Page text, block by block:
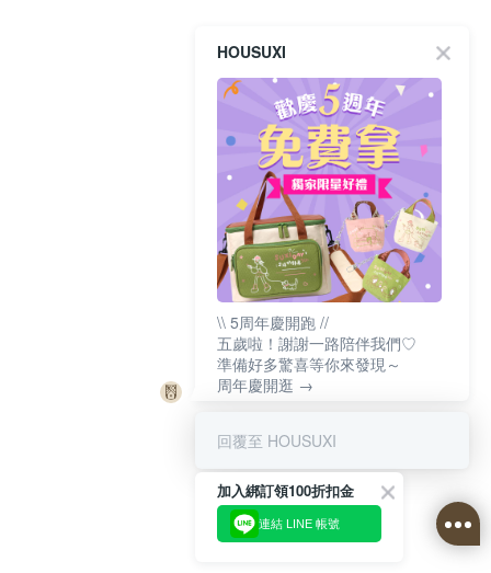
HOUSUXI
\\ 5周年慶開跑 //
五歲啦！謝謝一路陪伴我們♡
準備好多驚喜等你來發現～
周年慶開逛 →
回覆至 HOUSUXI
加入綁訂領100折扣金
連結 LINE 帳號